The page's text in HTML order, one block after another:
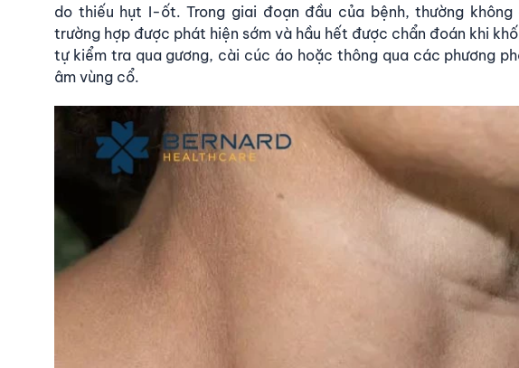
do thiếu hụt I-ốt. Trong giai đoạn đầu của bệnh, thường
trường hợp được phát hiện sớm và hầu hết được chẩn đoán khi
tự kiểm tra qua gương, cài cúc áo hoặc thông qua các phương
âm vùng cổ.